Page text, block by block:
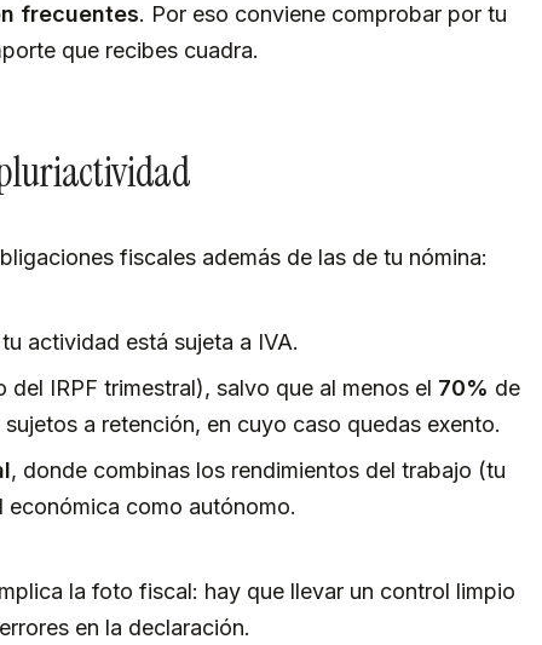
frecuentes. Por eso conviene comprobar por tu
que recibes cuadra.
fiscales además de las de tu nómina:
actividad está sujeta a IVA.
IRPF trimestral), salvo que al menos el 70% de
a retención, en cuyo caso quedas exento.
, donde combinas los rendimientos del trabajo (tu
como autónomo.
la foto fiscal: hay que llevar un control limpio
en la declaración.